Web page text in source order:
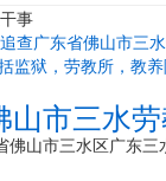
事
监狱，劳教所，教养
追查广东省佛山市三
山市三水
佛山市三水区广东三